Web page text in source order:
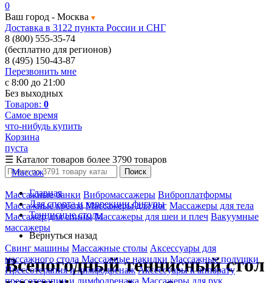
0
Ваш город - Москва
Доставка в 3122 пункта России и СНГ
8 (800) 555-35-74
(бесплатно для регионов)
8 (495) 150-43-87
Перезвонить мне
с 8:00 до 21:00
Без выходных
Товаров: 0
Самое время
что-нибудь купить
Корзина
пуста
☰ Каталог товаров более 3790 товаров
Массаж
Массажные банки Вибромассажеры Виброплатформы
Массажные кресла Массажеры для ног Массажеры для тела
Массажер для спины Массажеры для шеи и плеч Вакуумные
массажеры
Свинг машины Массажные столы Аксессуары для
массажного стола Массажные накидки Массажные подушки
Прессотерапия и лимфодренаж Аксессуары к аппарату
прессотерапии и лимфодренажа Массажеры для рук
Поиск
Главная
Для спорта и коррекции фигуры
Теннисные столы
Вернуться назад
Всепогодный теннисный стол